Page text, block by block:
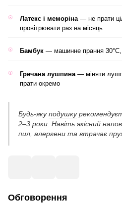
Латекс і меморіна — не прати
провітрювати раз на місяць
Бамбук — машинне прання 30°C,
Гречана лушпина — міняти
прати окремо
Будь-якуподушку
2–3 роки. Навіть якісний
пил, алергени та втрачає
Обговорення